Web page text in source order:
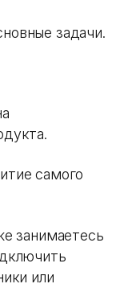
задачи.
самого
занимаетесь
или